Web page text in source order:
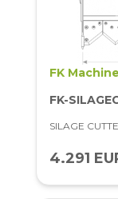
FK
FK-
SILAGE
4.291